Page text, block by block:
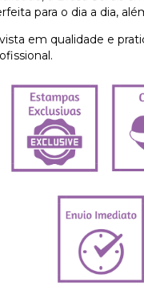
para o dia a dia,
em qualidade e